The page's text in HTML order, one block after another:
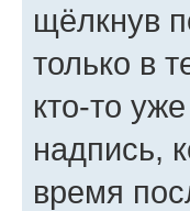
щёлкнув
только в
кто-то
надпись,
время